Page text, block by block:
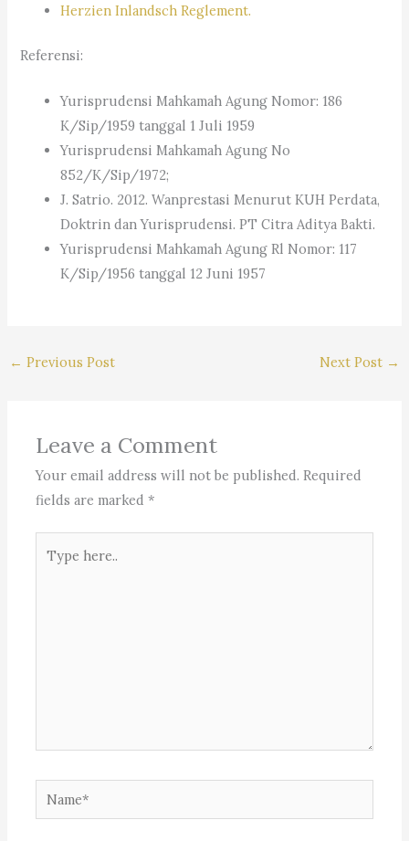
Herzien Inlandsch Reglement.
Referensi:
Yurisprudensi Mahkamah Agung Nomor: 186
K/Sip/1959 tanggal 1 Juli 1959
Yurisprudensi Mahkamah Agung No
852/K/Sip/1972;
J. Satrio. 2012. Wanprestasi Menurut KUH Perdata,
Doktrin dan Yurisprudensi. PT Citra Aditya Bakti.
Yurisprudensi Mahkamah Agung Rl Nomor: 117
K/Sip/1956 tanggal 12 Juni 1957
← Previous Post Next Post →
Leave a Comment
Your email address will not be published. Required
fields are marked*
here..
Name*